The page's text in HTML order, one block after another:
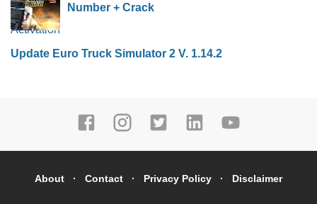
Number + Crack
Update Euro Truck Simulator 2 V. 1.14.2
About Contact Privacy Policy Disclaimer